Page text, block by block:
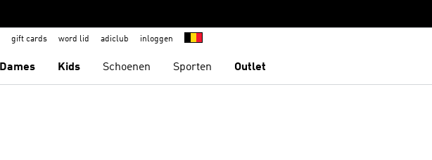
gift cards word lid adiclub inloggen
Dames Kids Schoenen Sporten Outlet